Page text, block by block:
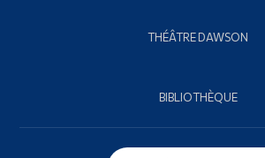
THÉÂTRE DAWSON
BIBLIOTHÈQUE